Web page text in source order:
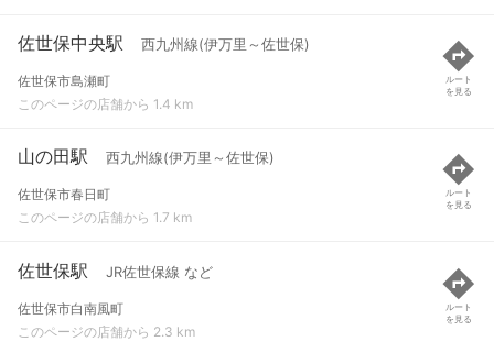
佐世保中央駅 西九州線(伊万里～佐世保)
佐世保市島瀬町
このページの店舗から 1.4 km
ルート
を見る
山の田駅 西九州線(伊万里～佐世保)
佐世保市春日町
このページの店舗から 1.7 km
ルート
を見る
佐世保駅 JR佐世保線 など
佐世保市白南風町
このページの店舗から 2.3 km
ルート
を見る